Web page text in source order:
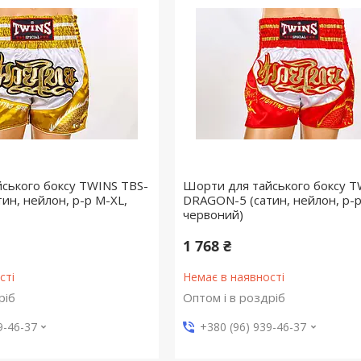
боксу TWINS TBS-
нейлон, р-р M-XL,
46-37
Шорти для тайського боксу
DRAGON-5 (сатин, нейлон, р-
червоний)
1 768 ₴
Немає в наявності
Оптом і в роздріб
+380 (96) 939-46-37